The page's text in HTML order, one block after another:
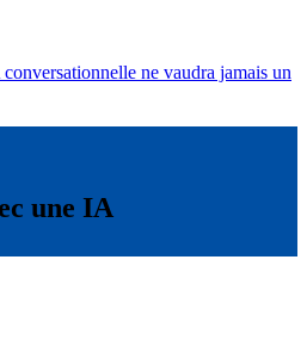
ne vaudra jamais un
une IA